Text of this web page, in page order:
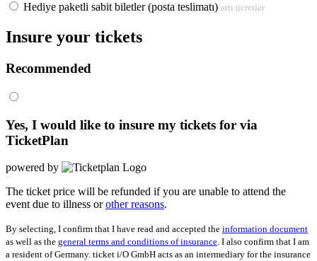
Hediye paketli sabit biletler (posta teslimatı) artı ücretler
Insure your tickets
Recommended
Yes, I would like to insure my tickets for via
TicketPlan
powered by
The ticket price will be refunded if you are unable to attend the
event due to illness orother reasons.
By selecting, I confirm that I have read and accepted the information document
as well as the general terms and conditions of insurance. I also confirm that I am
a resident of Germany. ticket i/O GmbH acts as an intermediary for the insurance